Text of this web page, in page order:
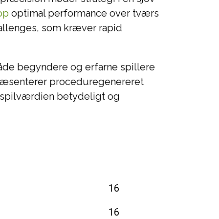
optimal performance over tværs
som kræver rapid
begyndere og erfarne spillere
proceduregenereret
betydeligt og
16
16